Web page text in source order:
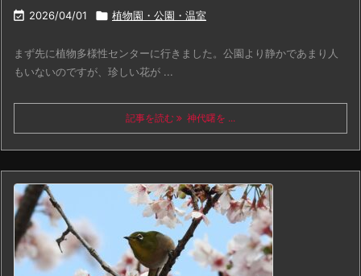
 2026/04/01  植物園・公園・温室
まず先に植物多様性センターに行きました。公園より静かであまり人
もいないのですが、珍しい花が ...
記事を読む 神代曙を ...